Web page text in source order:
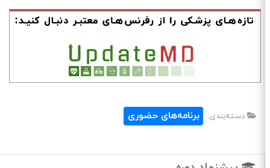
دسته‌بندی: برنامه‌های حضوری